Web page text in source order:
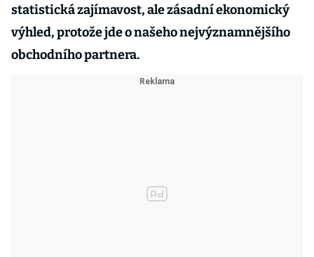
statistická zajímavost, ale zásadní ekonomický
výhled, protože jde o našeho nejvýznamnějšího
obchodního partnera.